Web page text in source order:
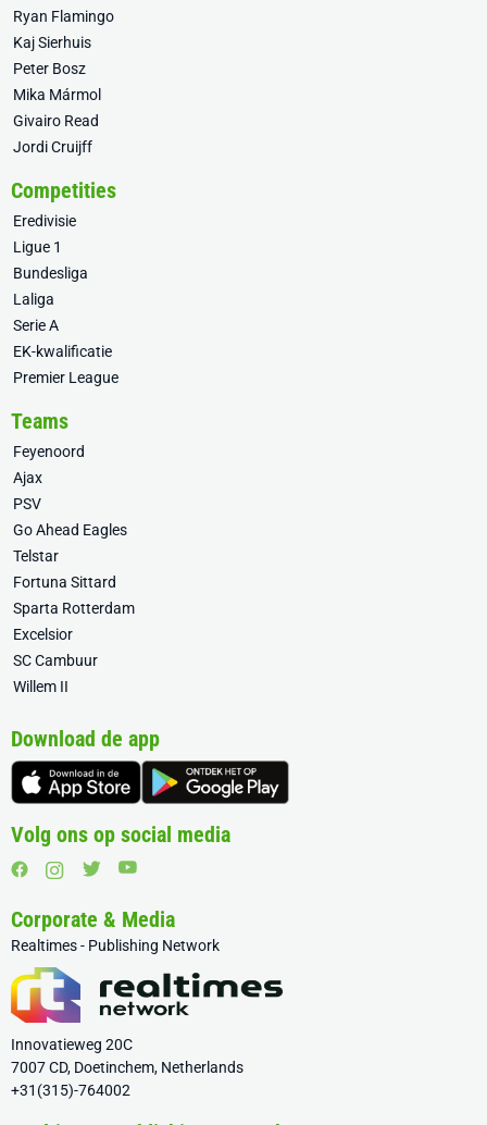
Ryan Flamingo
Kaj Sierhuis
Peter Bosz
Mika Mármol
Givairo Read
Jordi Cruijff
Competities
Eredivisie
Ligue 1
Bundesliga
Laliga
Serie A
EK-kwalificatie
Premier League
Teams
Feyenoord
Ajax
PSV
Go Ahead Eagles
Telstar
Fortuna Sittard
Sparta Rotterdam
Excelsior
SC Cambuur
Willem II
Download de app
Volg ons op social media
Corporate & Media
Realtimes - Publishing Network
Innovatieweg 20C
7007 CD, Doetinchem, Netherlands
+31(315)-764002